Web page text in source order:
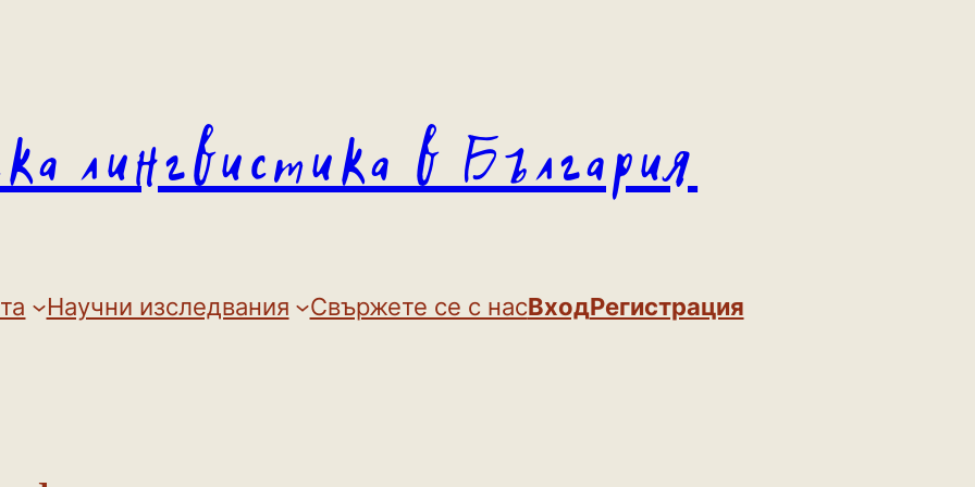
лингвистика в България
Научни изследвания Свържете се с насВходРегистрация